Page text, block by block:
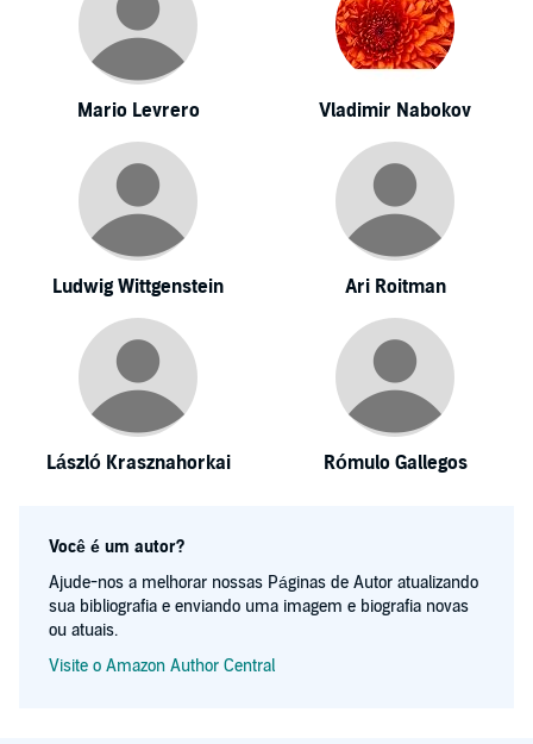
Mario Levrero Vladimir Nabokov
Ludwig Wittgenstein Ari Roitman
László Krasznahorkai Rómulo Gallegos
Você é um autor?
Ajude-nos a melhorar nossas Páginas de Autor atualizando
sua bibliografia e enviando uma imagem e biografia novas
ou atuais.
Visite o Amazon Author Central